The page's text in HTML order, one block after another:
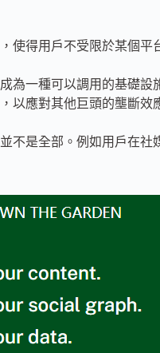
使得用戶不受限於某個平
為一種可以調用的基礎設
以應對其他巨頭的壟斷效
不是全部。例如用戶在社